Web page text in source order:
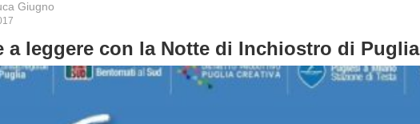
Giugno
a leggere con la Notte di Inchiostro di Puglia